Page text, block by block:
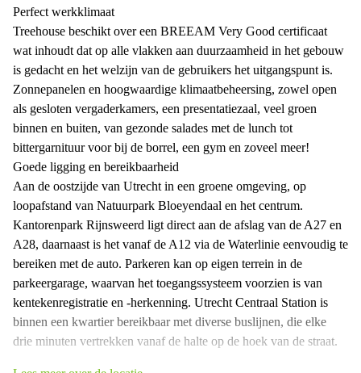
Perfect werkklimaat
Treehouse beschikt over een BREEAM Very Good certificaat
wat inhoudt dat op alle vlakken aan duurzaamheid in het gebouw
is gedacht en het welzijn van de gebruikers het uitgangspunt is.
Zonnepanelen en hoogwaardige klimaatbeheersing, zowel open
als gesloten vergaderkamers, een presentatiezaal, veel groen
binnen en buiten, van gezonde salades met de lunch tot
bittergarnituur voor bij de borrel, een gym en zoveel meer!
Goede ligging en bereikbaarheid
Aan de oostzijde van Utrecht in een groene omgeving, op
loopafstand van Natuurpark Bloeyendaal en het centrum.
Kantorenpark Rijnsweerd ligt direct aan de afslag van de A27 en
A28, daarnaast is het vanaf de A12 via de Waterlinie eenvoudig te
bereiken met de auto. Parkeren kan op eigen terrein in de
parkeergarage, waarvan het toegangssysteem voorzien is van
kentekenregistratie en -herkenning. Utrecht Centraal Station is
binnen een kwartier bereikbaar met diverse buslijnen, die elke
drie minuten vertrekken vanaf de halte op de hoek van de straat.